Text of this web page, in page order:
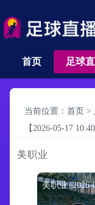
首页 足球
当前位置： 首页 >
【2026-05-17
美职业
美职业 2026-